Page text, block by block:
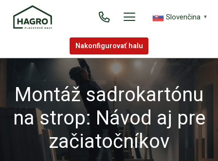
Slovenčina ▼
Nakonfigurovať halu
Montáž sadrokartónu
na strop: Návod aj pre
začiatočníkov